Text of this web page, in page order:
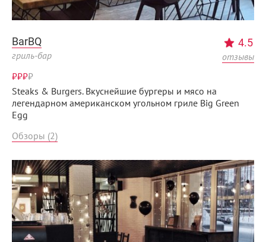
BarBQ
гриль-бар
4.5
отзывы
₽₽₽₽
Steaks & Burgers. Вкуснейшие бургеры и мясо на
легендарном американском угольном гриле Big Green
Egg
Обзоры (2)